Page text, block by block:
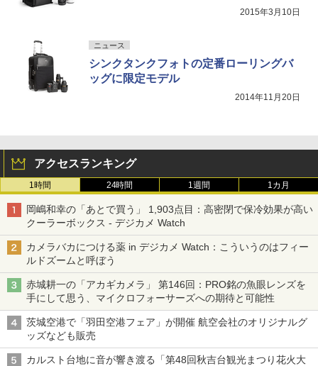
2015年3月10日
ニュース
シンクタンクフォトの定番ローリングバ
ッグに限定モデル
2014年11月20日
アクセスランキング
1時間 24時間 1週間 1カ月
岡嶋和幸の「あとで買う」 1,903点目：高密閉で保冷効果が高い
クーラーボックス - デジカメ Watch
カメラバカにつける薬 in デジカメ Watch：こういうのはフィー
ルドズームと呼ぼう
赤城耕一の「アカギカメラ」 第146回：PRO銘の魚眼レンズを
手にして思う、マイクロフォーサーズへの期待と可能性
茨城空港で「羽田空港フェア」が開催 航空会社のオリジナルグ
ッズなども販売
カルスト台地に音が響き渡る「第48回秋吉台観光まつり花火大